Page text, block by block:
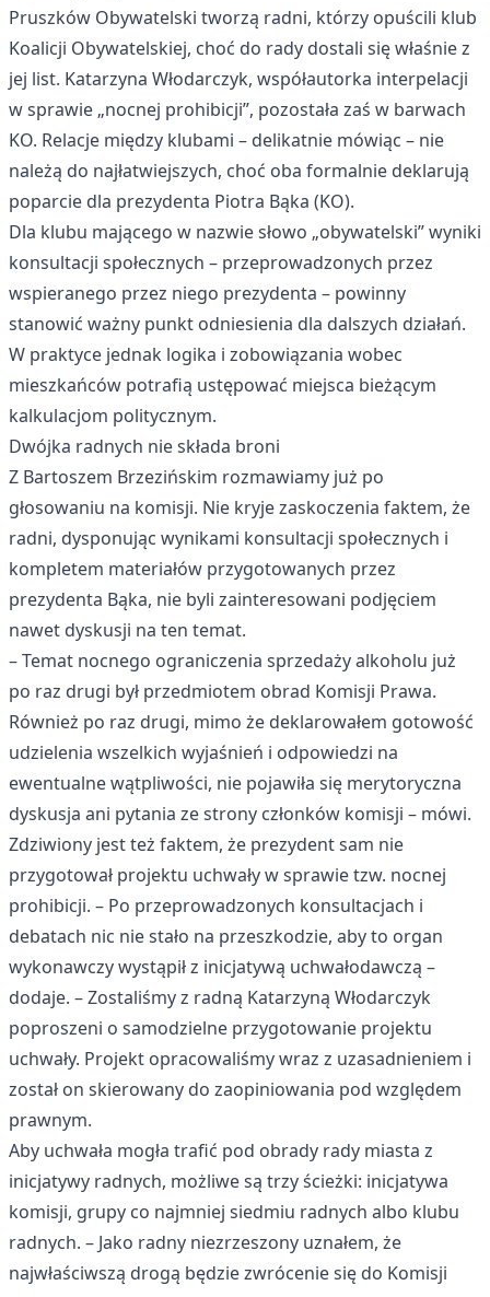
Pruszków Obywatelski tworzą radni, którzy opuścili klub
Koalicji Obywatelskiej, choć do rady dostali się właśnie z
jej list. Katarzyna Włodarczyk, współautorka interpelacji
w sprawie „nocnej prohibicji”, pozostała zaś w barwach
KO. Relacje między klubami – delikatnie mówiąc – nie
należą do najłatwiejszych, choć oba formalnie deklarują
poparcie dla prezydenta Piotra Bąka (KO).
Dla klubu mającego w nazwie słowo „obywatelski” wyniki
konsultacji społecznych – przeprowadzonych przez
wspieranego przez niego prezydenta – powinny
stanowić ważny punkt odniesienia dla dalszych działań.
W praktyce jednak logika i zobowiązania wobec
mieszkańców potrafią ustępować miejsca bieżącym
kalkulacjom politycznym.
Dwójka radnych nie składa broni
Z Bartoszem Brzezińskim rozmawiamy już po
głosowaniu na komisji. Nie kryje zaskoczenia faktem, że
radni, dysponując wynikami konsultacji społecznych i
kompletem materiałów przygotowanych przez
prezydenta Bąka, nie byli zainteresowani podjęciem
nawet dyskusji na ten temat.
– Temat nocnego ograniczenia sprzedaży alkoholu już
po raz drugi był przedmiotem obrad Komisji Prawa.
Również po raz drugi, mimo że deklarowałem gotowość
udzielenia wszelkich wyjaśnień i odpowiedzi na
ewentualne wątpliwości, nie pojawiła się merytoryczna
dyskusja ani pytania ze strony członków komisji – mówi.
Zdziwiony jest też faktem, że prezydent sam nie
przygotował projektu uchwały w sprawie tzw. nocnej
prohibicji. – Po przeprowadzonych konsultacjach i
debatach nic nie stało na przeszkodzie, aby to organ
wykonawczy wystąpił z inicjatywą uchwałodawczą –
dodaje. – Zostaliśmy z radną Katarzyną Włodarczyk
poproszeni o samodzielne przygotowanie projektu
uchwały. Projekt opracowaliśmy wraz z uzasadnieniem i
został on skierowany do zaopiniowania pod względem
prawnym.
Aby uchwała mogła trafić pod obrady rady miasta z
inicjatywy radnych, możliwe są trzy ścieżki: inicjatywa
komisji, grupy co najmniej siedmiu radnych albo klubu
radnych. – Jako radny niezrzeszony uznałem, że
najwłaściwszą drogą będzie zwrócenie się do Komisji